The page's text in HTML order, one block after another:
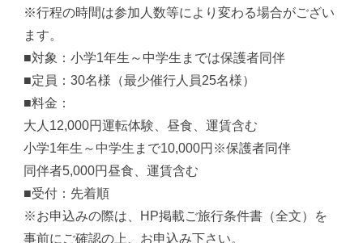
※行程の時間は参加人数等により変わる場合がござい
ます。
■対象：小学1年生～中学生までは保護者同伴
■定員：30名様（最少催行人員25名様）
■料金：
大人12,000円運転体験、昼食、運賃含む
小学1年生～中学生まで10,000円※保護者同伴
同伴者5,000円昼食、運賃含む
■受付：先着順
※お申込みの際は、HP掲載ご旅行条件書（全文）を
事前にご確認の上、お申込み下さい。